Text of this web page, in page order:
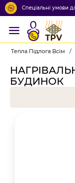
Спеціальні умови
TPV
Тепла Підлога Всім /
БУДИНОК